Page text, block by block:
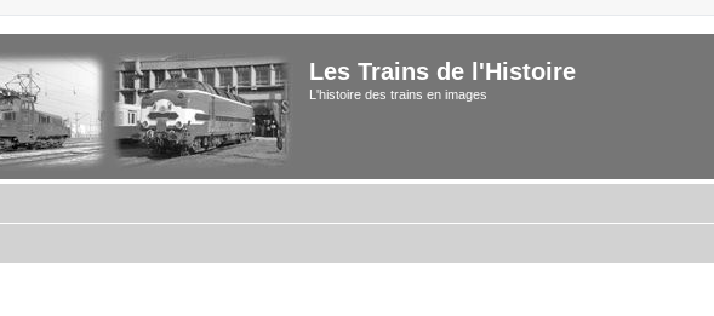
Les Trains de l'Histoire
L'histoire des trains en images